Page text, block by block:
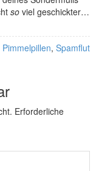
so viel geschickter…
Pimmelpillen, Spamflut
Erforderliche